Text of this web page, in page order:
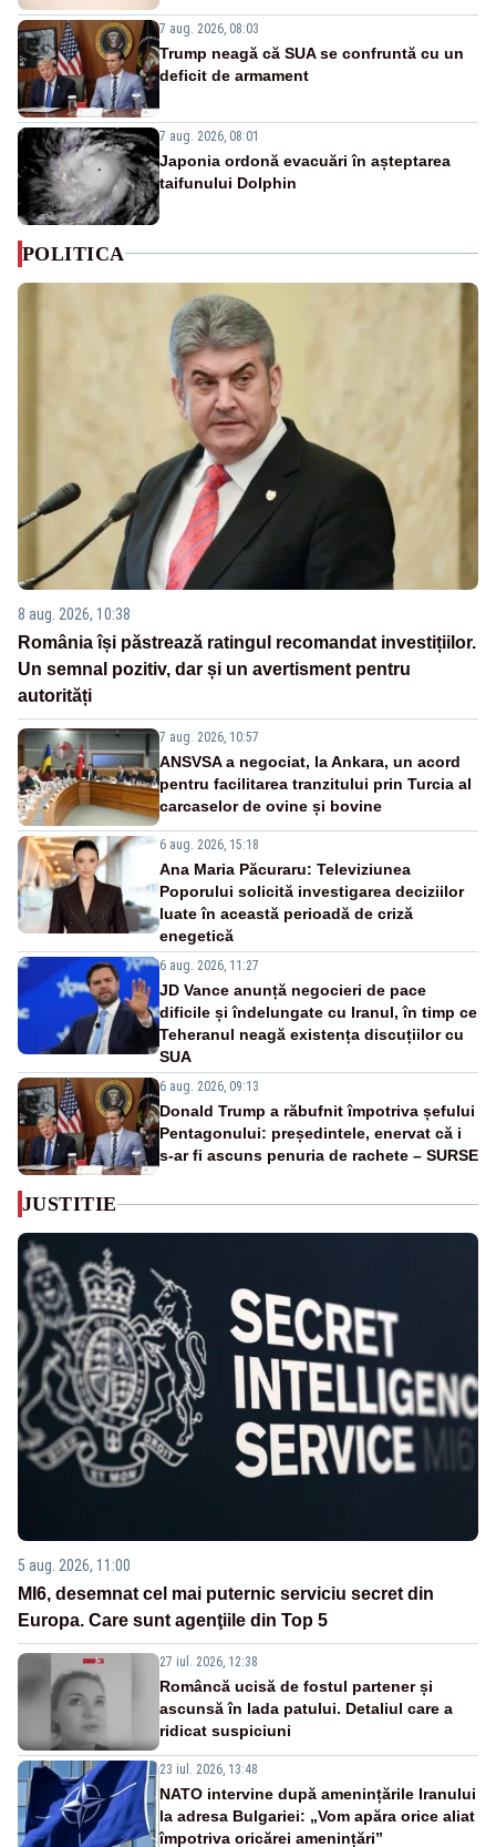
7 aug. 2026, 08:03
Trump neagă că SUA se confruntă cu un
deficit de armament
7 aug. 2026, 08:01
Japonia ordonă evacuări în așteptarea
taifunului Dolphin
POLITICA
8 aug. 2026, 10:38
România își păstrează ratingul recomandat investițiilor.
Un semnal pozitiv, dar și un avertisment pentru
autorități
7 aug. 2026, 10:57
ANSVSA a negociat, la Ankara, un acord
pentru facilitarea tranzitului prin Turcia al
carcaselor de ovine și bovine
6 aug. 2026, 15:18
Ana Maria Păcuraru: Televiziunea
Poporului solicită investigarea deciziilor
luate în această perioadă de criză
enegetică
6 aug. 2026, 11:27
JD Vance anunță negocieri de pace
dificile și îndelungate cu Iranul, în timp ce
Teheranul neagă existența discuțiilor cu
SUA
6 aug. 2026, 09:13
Donald Trump a răbufnit împotriva șefului
Pentagonului: președintele, enervat că i
s-ar fi ascuns penuria de rachete – SURSE
JUSTITIE
5 aug. 2026, 11:00
MI6, desemnat cel mai puternic serviciu secret din
Europa. Care sunt agenţiile din Top 5
27 iul. 2026, 12:38
Româncă ucisă de fostul partener și
ascunsă în lada patului. Detaliul care a
ridicat suspiciuni
23 iul. 2026, 13:48
NATO intervine după amenințările Iranului
la adresa Bulgariei: „Vom apăra orice aliat
împotriva oricărei amenințări”